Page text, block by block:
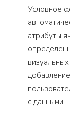
Условное
атрибуты
с данными.